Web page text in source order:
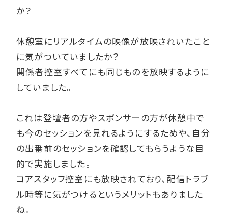
か？
休憩室にリアルタイムの映像が放映されいたこと
に気がついていましたか？
関係者控室すべてにも同じものを放映するように
していました。
これは登壇者の方やスポンサーの方が休憩中で
も今のセッションを見れるようにするためや、自分
の出番前のセッションを確認してもらうような目
的で実施しました。
コアスタッフ控室にも放映されており、配信トラブ
ル時等に気がつけるというメリットもありました
ね。